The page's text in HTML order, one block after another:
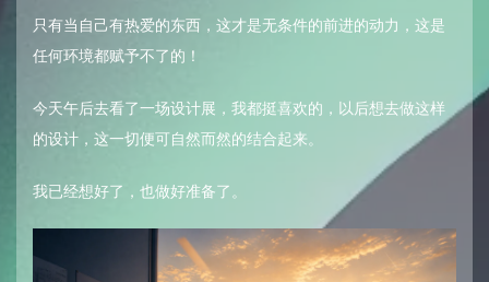
只有当自己有热爱的东西，这才是无条件的前进的动力，这是
任何环境都赋予不了的！
今天午后去看了一场设计展，我都挺喜欢的，以后想去做这样
的设计，这一切便可自然而然的结合起来。
我已经想好了，也做好准备了。